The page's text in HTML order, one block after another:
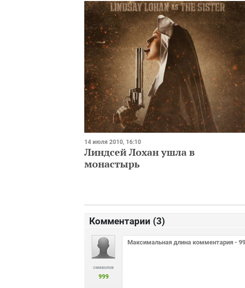
14 июля 2010, 16:10
Линдсей Лохан ушла в
монастырь
Комментарии (3)
символов
999